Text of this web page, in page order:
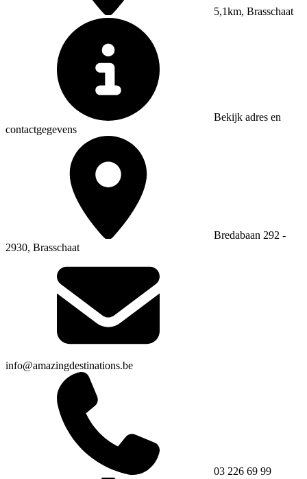
5,1km, Brasschaat
Bekijk adres en
contactgegevens
Bredabaan 292 -
2930, Brasschaat
info@amazingdestinations.be
03 226 69 99